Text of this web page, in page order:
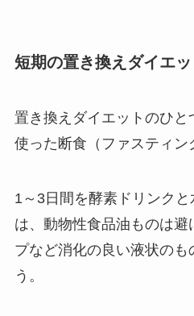
短期の置き換えダイエ
置き換えダイエットのひと
使った断食（ファスティン
1～3日間を酵素ドリンク
は、動物性食品油ものは
プなど消化の良い液状のも
う。